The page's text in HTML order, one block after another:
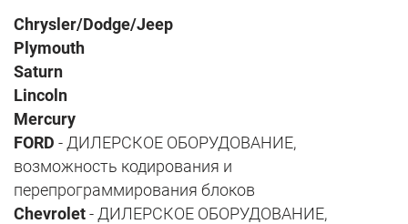
Chrysler/Dodge/Jeep
Plymouth
Saturn
Lincoln
Mercury
FORD - ДИЛЕРСКОЕ ОБОРУДОВАНИЕ,
возможность кодирования и
перепрограммирования блоков
Chevrolet- ДИЛЕРСКОЕ ОБОРУДОВАНИЕ,